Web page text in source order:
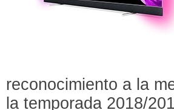
reconocimiento a la
la temporada 2018/